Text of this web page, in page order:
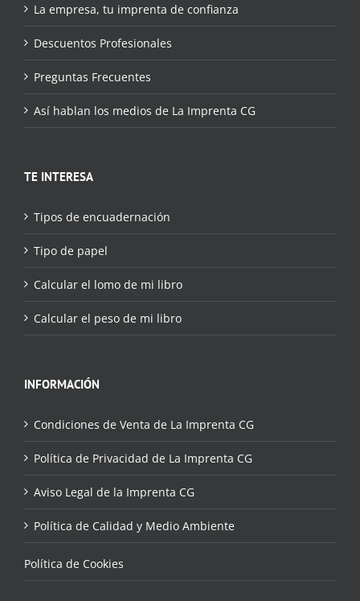
La empresa, tu imprenta de confianza
Descuentos Profesionales
Preguntas Frecuentes
Así hablan los medios de La Imprenta CG
TE INTERESA
Tipos de encuadernación
Tipo de papel
Calcular el lomo de mi libro
Calcular el peso de mi libro
INFORMACIÓN
Condiciones de Venta de La Imprenta CG
Política de Privacidad de La Imprenta CG
Aviso Legal de la Imprenta CG
Política de Calidad y Medio Ambiente
Política de Cookies